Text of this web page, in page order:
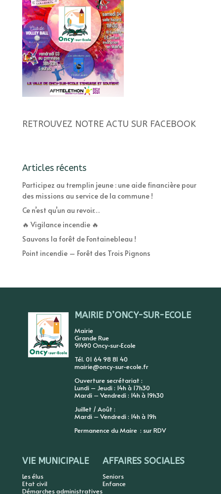
RETROUVEZ NOTRE ACTU SUR FACEBOOK
Articles récents
Participez au tremplin jeune : une aide financière pour
des missions au service de la commune !
Ce n’est qu’un au revoir…
🔥 Vigilance incendie 🔥
Sauvons la forêt de Fontainebleau !
Point incendie – Forêt des Trois Pignons
MAIRIE D’ONCY-SUR-ECOLE
Mairie
Grande Rue
91490 Oncy-sur-Ecole
Tél. 01 64 98 81 40
mairie@oncy-sur-ecole.fr
Ouverture secrétariat :
Lundi – Jeudi : 14h à 17h30
Mardi – Vendredi : 14h à 19h30
Juillet / Août :
Mardi – Vendredi : 14h à 19h
Permanence du Maire : sur RDV
VIE MUNICIPALE
Les élus
Etat civil
Démarches administratives
AFFAIRES SOCIALES
Seniors
Enfance